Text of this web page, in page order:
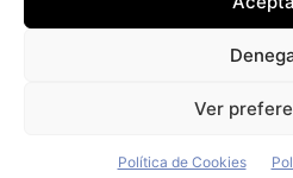
Ver
Política de Cookies
automóviles - C/ Fernández de la